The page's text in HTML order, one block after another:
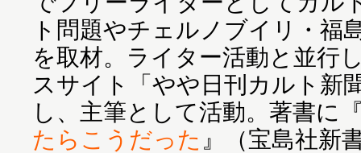
ト問題やチェルノブイリ・福
を取材。ライター活動と並行
スサイト「やや日刊カルト新
し、主筆として活動。著書に
たらこうだった 』（宝島社新